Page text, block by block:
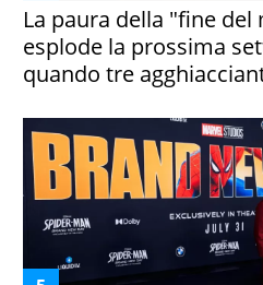
La paura della "fine del
esplode la prossima
quando tre